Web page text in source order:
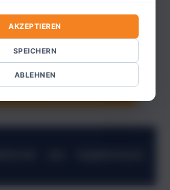
ABLEHNEN
SPEICHERN
AKZEPTIEREN